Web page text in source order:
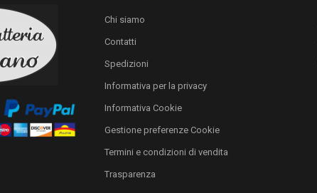
Chi siamo
Contatti
Spedizioni
Informativa per la privacy
Informativa Cookie
Gestione preferenze Cookie
Termini e condizioni di vendita
Trasparenza